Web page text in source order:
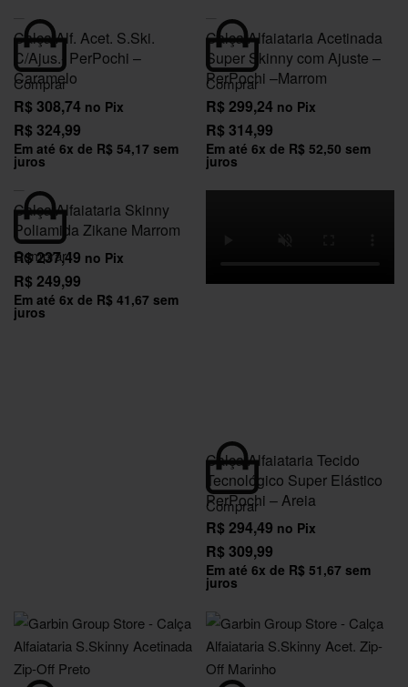
Comprar
Calça Alf. Acet. S.Ski.
C/Ajus.- PerPochi –
Caramelo
R$ 308,74 no Pix
R$ 324,99
Em até 6x de R$ 54,17 sem
juros
Comprar
Calça Alfaiataria Acetinada
Super Skinny com Ajuste –
PerPochi –Marrom
R$ 299,24 no Pix
R$ 314,99
Em até 6x de R$ 52,50 sem
juros
Comprar
Calça Alfaiataria Skinny
Poliamida Zikane Marrom
R$237,49 no Pix
R$ 249,99
Em até 6x de R$ 41,67 sem
juros
Comprar
Calça Alfaiataria Tecido
Tecnológico Super Elástico
PerPochi – Areia
R$ 294,49 no Pix
R$ 309,99
Em até 6x de R$ 51,67 sem
juros